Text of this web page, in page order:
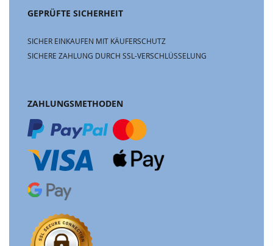
GEPRÜFTE SICHERHEIT
SICHER EINKAUFEN MIT KÄUFERSCHUTZ
SICHERE ZAHLUNG DURCH SSL-VERSCHLÜSSELUNG
ZAHLUNGSMETHODEN